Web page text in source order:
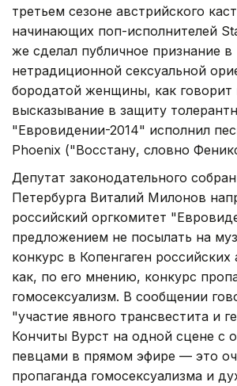
третьем сезоне австрийского
начинающих поп-исполнителей
же сделал публичное признание в
нетрадиционной сексуальной
бородатой женщины, как говорит
высказывание в защиту
"Евровидении-2014" исполнил
Phoenix ("Восстану, словно
Депутат законодательного
Петербурга Виталий Милонов
российский оргкомитет
предложением не посылать на
конкурс в Копенгаген российских
как, по его мнению, конкурс
гомосексуализм. В сообщении
"участие явного трансвестита и
Кончиты Вурст на одной сцене с
певцами в прямом эфире — это
пропаганда гомосексуализма и